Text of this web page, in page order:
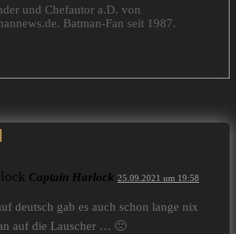
und Chefautor a.D. von
Batman-Fan seit 1987.
Captain Harlock 25.09.2021 um 19:58
deutsch gab es auch schon lange nix
auf die Lauscher … 🙁